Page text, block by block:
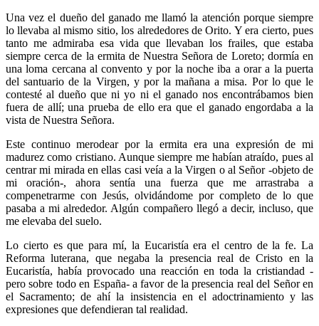
Una vez el dueño del ganado me llamó la atención porque siempre
lo llevaba al mismo sitio, los alrededores de Orito. Y era cierto, pues
tanto me admiraba esa vida que llevaban los frailes, que estaba
siempre cerca de la ermita de Nuestra Señora de Loreto; dormía en
una loma cercana al convento y por la noche iba a orar a la puerta
del santuario de la Virgen, y por la mañana a misa. Por lo que le
contesté al dueño que ni yo ni el ganado nos encontrábamos bien
fuera de allí; una prueba de ello era que el ganado engordaba a la
vista de Nuestra Señora.
Este continuo merodear por la ermita era una expresión de mi
madurez como cristiano. Aunque siempre me habían atraído, pues al
centrar mi mirada en ellas casi veía a la Virgen o al Señor -objeto de
mi oración-, ahora sentía una fuerza que me arrastraba a
compenetrarme con Jesús, olvidándome por completo de lo que
pasaba a mi alrededor. Algún compañero llegó a decir, incluso, que
me elevaba del suelo.
Lo cierto es que para mí, la Eucaristía era el centro de la fe. La
Reforma luterana, que negaba la presencia real de Cristo en la
Eucaristía, había provocado una reacción en toda la cristiandad -
pero sobre todo en España- a favor de la presencia real del Señor en
el Sacramento; de ahí la insistencia en el adoctrinamiento y las
expresiones que defendieran tal realidad.